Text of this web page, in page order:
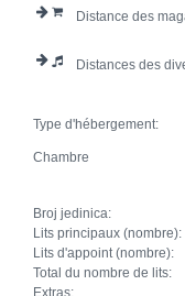
Distance des
Distances des
Type d'hébergement:
Chambre
Broj jedinica:
Lits principaux (nombre):
Lits d'appoint (nombre):
Total du nombre de lits: